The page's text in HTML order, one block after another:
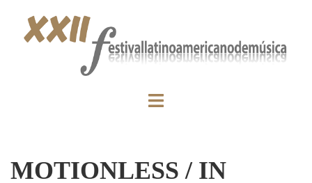
MOTIONLESS / IN